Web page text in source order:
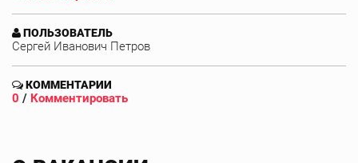
ПОЛЬЗОВАТЕЛЬ
Сергей Иванович Петров
КОММЕНТАРИИ
0 / Комментировать